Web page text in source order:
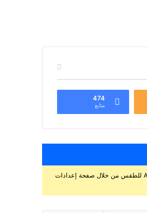
474
متابع
يجب عليك إضافة مفتاح API للطقس من خلال صفحة إعدادات